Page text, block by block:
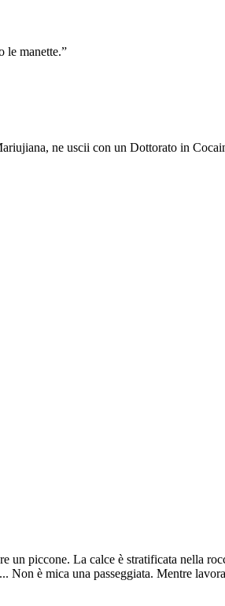
le manette.”
ne uscii con un Dottorato in
un piccone. La calce è stratificata nella
... Non è mica una passeggiata. Mentre